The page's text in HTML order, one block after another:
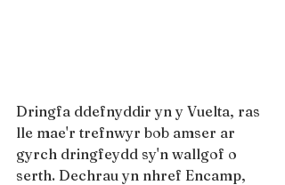
Dringfa ddefnyddir yn y Vuelta, ras
lle mae'r trefnwyr bob amser ar
gyrch dringfeydd sy'n wallgof o
serth. Dechrau yn nhref Encamp,